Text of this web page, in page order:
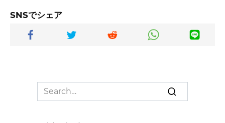
SNSでシェア
Search
for: